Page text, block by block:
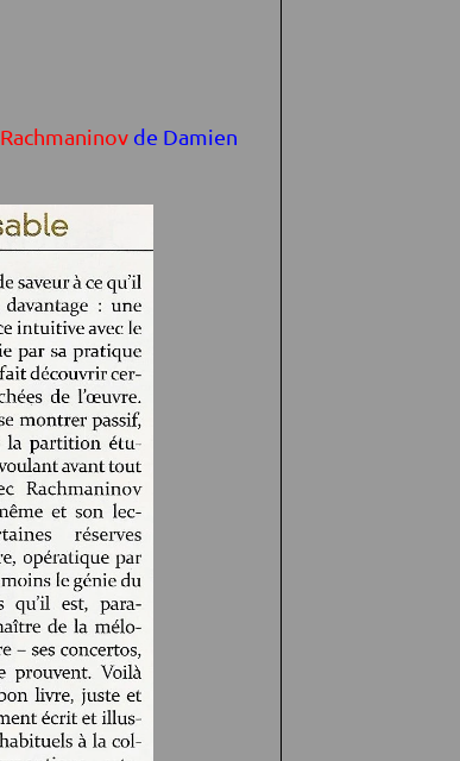
Rachmaninov de Damien